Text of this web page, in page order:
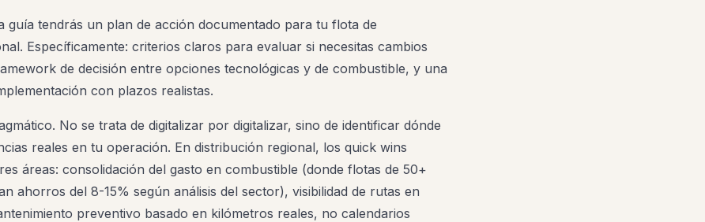
guía tendrás un plan de acción documentado para tu flota de
Específicamente: criterios claros para evaluar si necesitas cambios
de decisión entre opciones tecnológicas y de combustible, y una
con plazos realistas.
No se trata de digitalizar por digitalizar, sino de identificar dónde
reales en tu operación. En distribución regional, los quick wins
áreas: consolidación del gasto en combustible (donde flotas de 50+
ahorros del 8-15% según análisis del sector), visibilidad de rutas en
preventivo basado en kilómetros reales, no calendarios